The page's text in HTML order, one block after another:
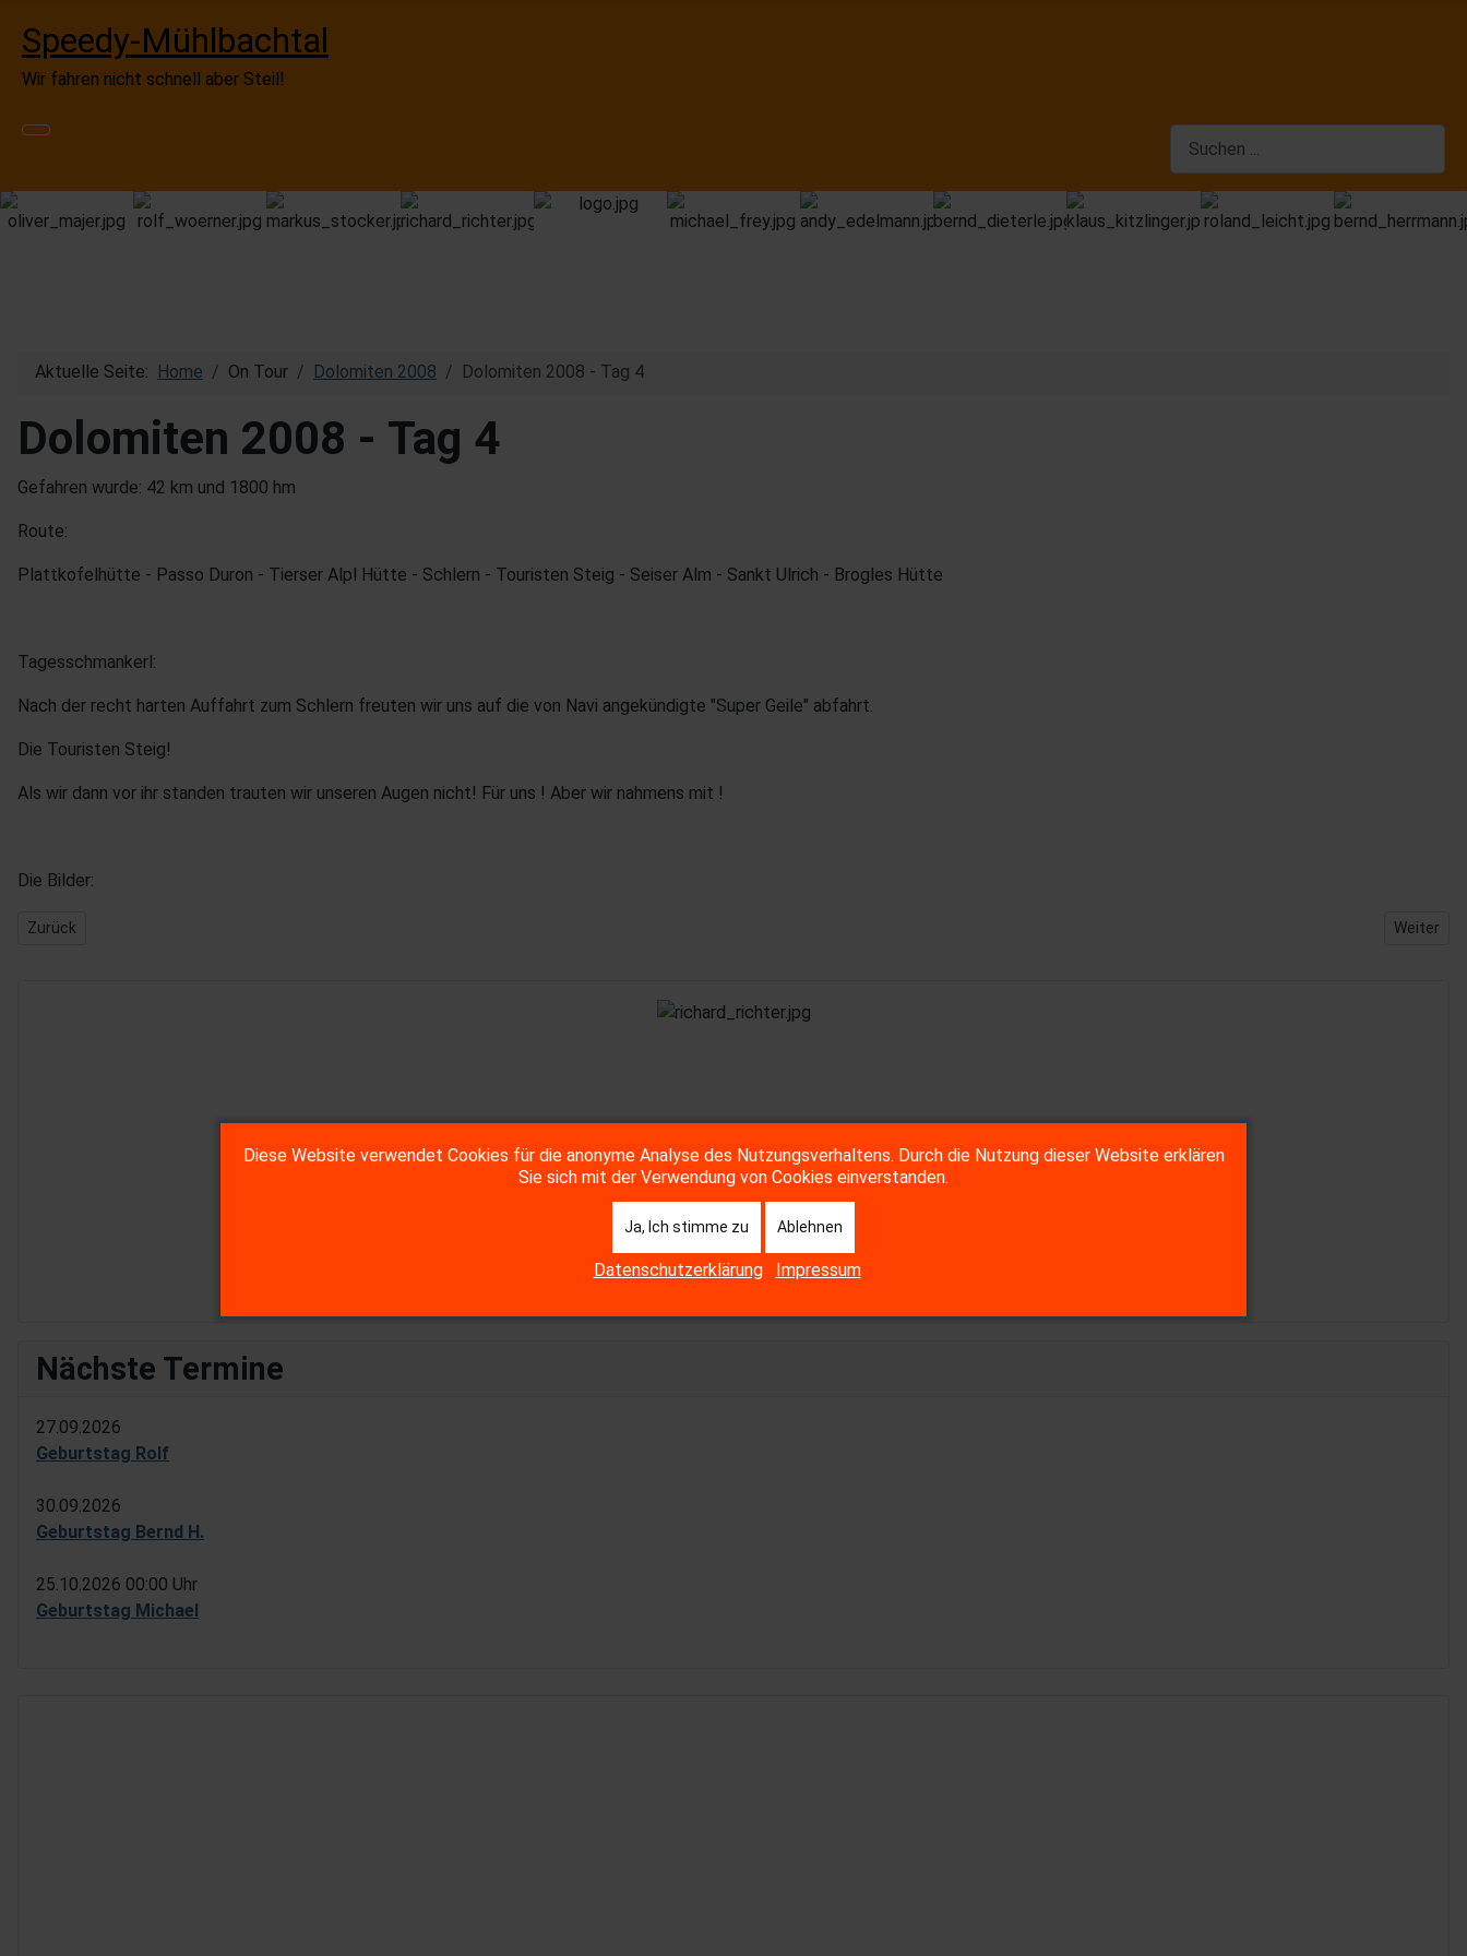
Speedy-Mühlbachtal
Wir fahren nicht schnell aber Steil!
Aktuelle Seite: Home On Tour Dolomiten 2008 Dolomiten 2008 - Tag 4
Dolomiten 2008 - Tag 4
Gefahren wurde: 42 km und 1800 hm
Route:
Plattkofelhütte - Passo Duron - Tierser Alpl Hütte - Schlern - Touristen Steig - Seiser Alm - Sankt Ulrich - Brogles Hütte
Tagesschmankerl:
Nach der recht harten Auffahrt zum Schlern freuten wir uns auf die von Navi angekündigte "Super Geile" abfahrt.
Die Touristen Steig!
Als wir dann vor ihr standen trauten wir unseren Augen nicht! Für uns ! Aber wir nahmens mit !
Die Bilder:
Vorheriger Beitrag: Dolomiten 2008 - Tag 3
Zurück Nächster
Weiter
Nächste Termine
27.09.2026
Geburtstag Rolf
30.09.2026
Geburtstag Bernd H.
25.10.2026 00:00 Uhr
Geburtstag Michael
Diese Website verwendet Cookies für die anonyme Analyse des Nutzungsverhaltens. Durch die Nutzung dieser Website erklären
Sie sich mit der Verwendung von Cookies einverstanden.
Ja, Ich stimme zu Ablehnen
Datenschutzerklärung Impressum